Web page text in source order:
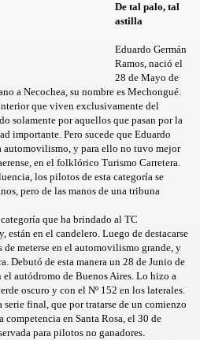
De tal palo, tal
astilla
Eduardo Germán
Ramos, nació el
28 de Mayo de
a Necochea, su nombre es Mechongué.
que viven exclusivamente del
solamente por aquellos que pasan por la
importante. Pero sucede que Eduardo
automovilismo, y para ello no tuvo mejor
en el folklórico Turismo Carretera.
los pilotos de esta categoría se
pero de las manos de una tribuna
que ha brindado al TC
están en el candelero. Luego de destacarse
meterse en el automovilismo grande, y
Debutó de esta manera un 28 de Junio de
el autódromo de Buenos Aires. Lo hizo a
oscuro y con el Nº 152 en los laterales.
final, que por tratarse de un comienzo
competencia en Santa Rosa, el 30 de
para pilotos no ganadores.